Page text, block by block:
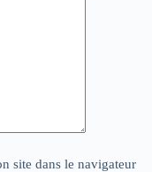
site dans le navigateur